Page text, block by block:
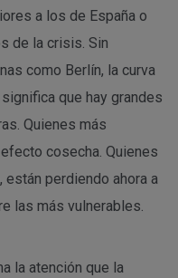
a los de España o
de la crisis. Sin
como Berlín, la curva
que hay grandes
Quienes más
cosecha. Quienes
están perdiendo ahora a
las más vulnerables.
la atención que la